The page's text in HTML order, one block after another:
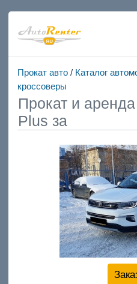
Прокат авто/ Каталог
кроссоверы
Прокат и
Plus за